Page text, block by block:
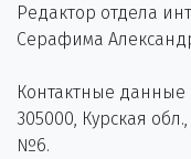
Редактор отдела
Серафима
Контактные данные
305000, Курская
№6.